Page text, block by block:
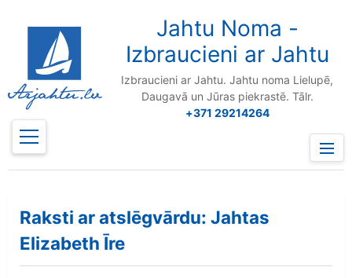
Jahtu Noma -
Izbraucieni ar Jahtu
Izbraucieni ar Jahtu. Jahtu noma Lielupē,
Daugavā un Jūras piekrastē. Tālr.
+371 29214264
Menu
Raksti ar atslēgvārdu: Jahtas
Elizabeth Īre